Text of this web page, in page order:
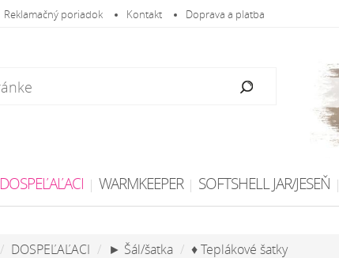
Reklamačný poriadok Kontakt Doprava a platba
DOSPEĽAĽACI WARMKEEPER SOFTSHELL JAR/JESEŇ
DOSPEĽAĽACI ► Šál/šatka ♦ Teplákové šatky